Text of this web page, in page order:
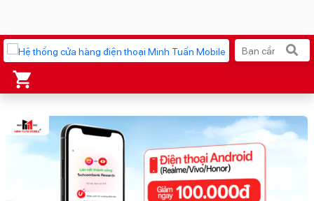
iPhone 17 Pro Max MacBook Neo giá tốt
AirTag 2 Mới Galaxy Z8 Series
AirPods 4 OPPO Reno16